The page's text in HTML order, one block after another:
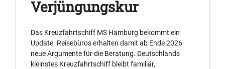
Verjüngungskur
Das Kreuzfahrtschiff MS Hamburg bekommt ein
Update. Reisebüros erhalten damit ab Ende 2026
neue Argumente für die Beratung. Deutschlands
kleinstes Kreuzfahrtschiff bleibt familiär,